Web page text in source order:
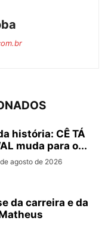
história: CÊ TÁ
muda para o...
agosto de 2026
da carreira e da